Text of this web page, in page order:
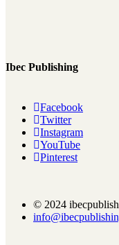
Ibec Publishing
Facebook
Twitter
Instagram
YouTube
Pinterest
© 2024